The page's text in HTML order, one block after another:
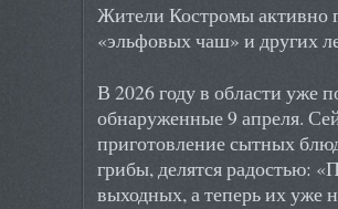
Жители Костромы активно
«эльфовых чаш» и других
В 2026 году в области уже
обнаруженные 9 апреля.
приготовление сытных
грибы, делятся радостью:
выходных, а теперь их уже